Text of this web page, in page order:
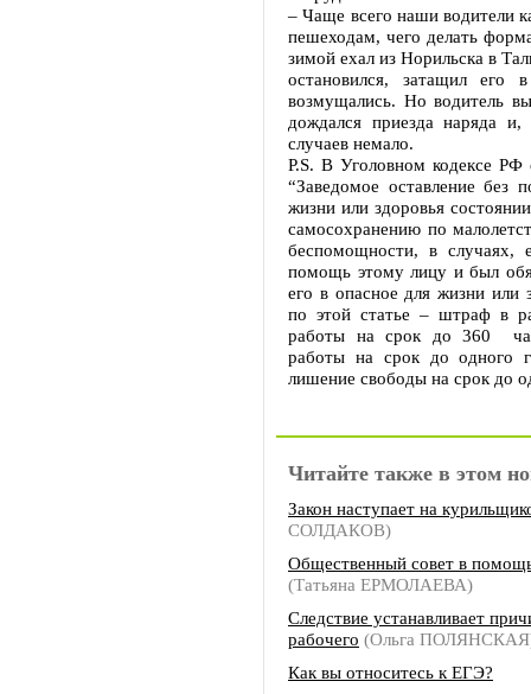
– Чаще всего наши водители
пешеходам, чего делать
зимой ехал из Норильска в
остановился, затащил
возмущались. Но водитель
дождался приезда наряда
случаев немало.
P.S. В Уголовном кодексе РФ
“Заведомое оставление без
жизни или здоровья
самосохранению по
беспомощности, в случаях,
помощь этому лицу и был
его в опасное для жизни или
по этой статье – штраф в
работы на срок до 360
работы на срок до одного
лишение свободы на срок до
Читайте также в этом
Закон наступает на
СОЛДАКОВ)
Общественный совет в
(Татьяна ЕРМОЛАЕВА)
Следствие устанавливает
рабочего (Ольга
Как вы относитесь к ЕГЭ?